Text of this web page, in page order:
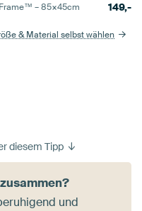
–85×45cm 149,-
& Material selbst wählen
diesem Tipp
und